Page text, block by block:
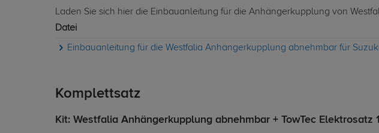
Laden Sie sich hier die Einbauanleitung für die Anhängerkupplung von
Datei
Einbauanleitung für die Westfalia Anhängerkupplung abnehmbar für
Komplettsatz
Kit: Westfalia Anhängerkupplung abnehmbar + TowTec